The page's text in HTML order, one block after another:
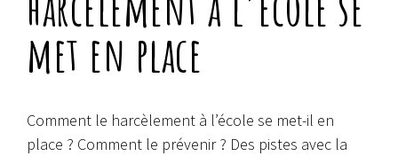
met en place
Comment le harcèlement à l’école se met-il en
place ? Comment le prévenir ? Des pistes avec la